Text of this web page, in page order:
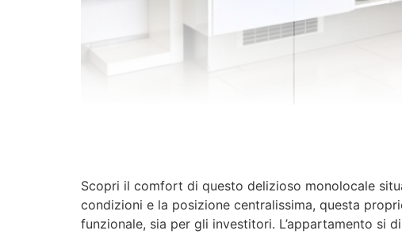
Scopri il comfort di questo delizioso monolocale
condizioni e la posizione centralissima, questa
funzionale, sia per gli investitori. L’appartamento si